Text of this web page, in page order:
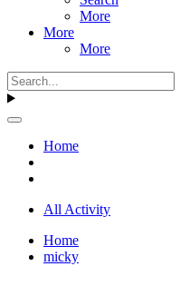
More
More
More
Home
All Activity
Home
micky